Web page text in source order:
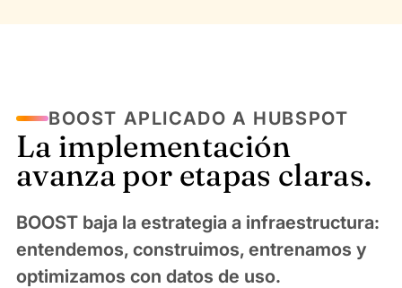
BOOST APLICADO A HUBSPOT
La implementación
avanza por etapas claras.
BOOST baja la estrategia a infraestructura:
entendemos, construimos, entrenamos y
optimizamos con datos de uso.